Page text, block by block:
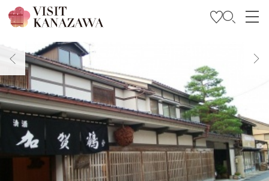
Soyez inspiré
Explorer
Planifiez votre voyage
Travel Trade and Media
Languages